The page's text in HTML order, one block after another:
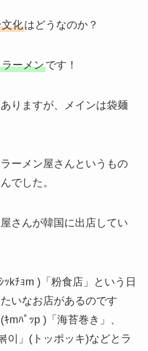
化はどうなのか？
ーメンです！
りますが、メインは袋麺
ーメン屋さんというもの
でした。
さんが韓国に出店してい
ｯkﾁｮm )「粉食店」という日
いなお店があるのです
mﾊﾟｯp )「海苔巻き」、
이」(トッポッキ)などとラ